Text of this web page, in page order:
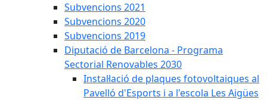
Subvencions 2021
Subvencions 2020
Subvencions 2019
Diputació de Barcelona - Programa
Sectorial Renovables 2030
Instal·lació de plaques fotovoltaiques al
Pavelló d'Esports i a l'escola Les Aigües